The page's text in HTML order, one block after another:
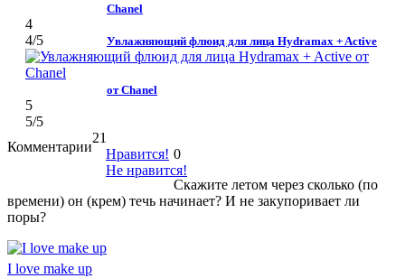
Chanel
4
4/5 Увлажняющий флюид для лица Hydramax + Active
от Chanel
5
5/5
Комментарии
21
Нравится!
Не нравится!
0
Скажите летом через сколько (по
времени) он (крем) течь начинает? И не закупоривает ли
поры?
I love make up